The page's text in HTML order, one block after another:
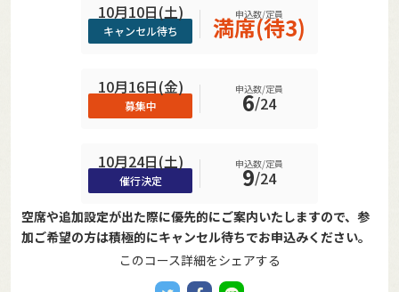
10月10日(土)
キャンセル待ち
申込数/定員
満席(待3)
10月16日(金)
募集中
申込数/定員
6/24
10月24日(土)
催行決定
申込数/定員
9/24
空席や追加設定が出た際に優先的にご案内いたしますので、参
加ご希望の方は積極的にキャンセル待ちでお申込みください。
このコース詳細をシェアする